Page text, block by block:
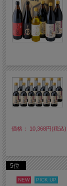
価格： 10,368円(税込)
5位
NEW PICK UP